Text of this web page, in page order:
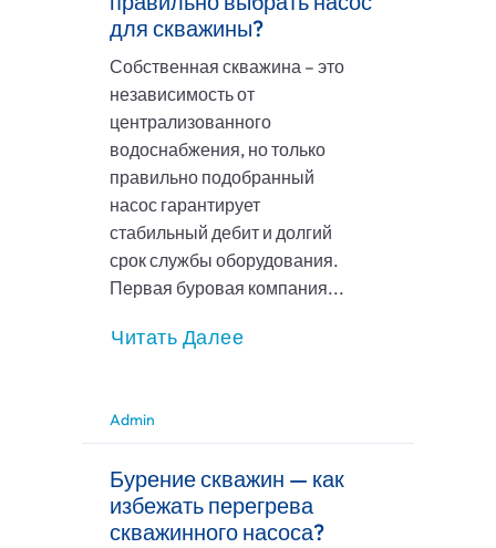
для скважины?
Собственная скважина – это
независимость от
централизованного
водоснабжения, но только
правильно подобранный
насос гарантирует
стабильный дебит и долгий
срок службы оборудования.
Первая буровая компания...
Читать Далее
Admin
Бурение скважин — как
избежать перегрева
скважинного насоса?